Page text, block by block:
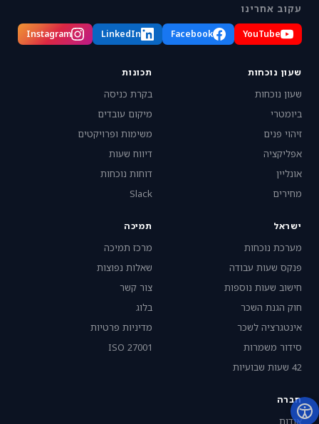
עקוב אחרינו
YouTube
Facebook
LinkedIn
Instagram
שעון נוכחות
שעון נוכחות
ביומטרי
זיהוי פנים
אפליקציה
אונליין
מחירים
תכונות
בקרת כניסה
מיקום עובדים
משימות ופרויקטים
דיווח שעות
דוחות נוכחות
Slack
ישראל
מערכת נוכחות
פנקס שעות עבודה
חישוב שעות נוספות
חוק הגנת השכר
אינטגרציה לשכר
סידור משמרות
42 שעות שבועיות
תמיכה
מרכז תמיכה
שאלות נפוצות
צור קשר
בלוג
מדיניות פרטיות
ISO 27001
חברה
אודות